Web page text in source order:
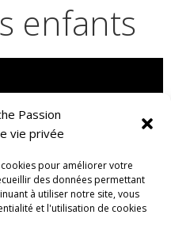
Passion
vie privée
pour améliorer votre
des données permettant
à utiliser notre site, vous
et l'utilisation de cookies
enfants